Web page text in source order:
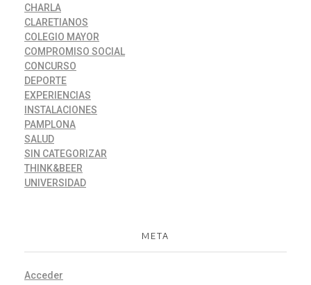
CHARLA
CLARETIANOS
COLEGIO MAYOR
COMPROMISO SOCIAL
CONCURSO
DEPORTE
EXPERIENCIAS
INSTALACIONES
PAMPLONA
SALUD
SIN CATEGORIZAR
THINK&BEER
UNIVERSIDAD
META
Acceder